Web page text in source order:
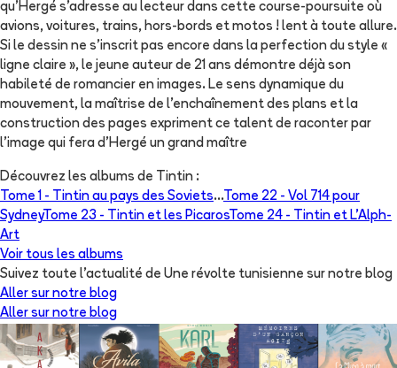
qu'Hergé s'adresse au lecteur dans cette course-poursuite où
avions, voitures, trains, hors-bords et motos ! lent à toute allure.
Si le dessin ne s'inscrit pas encore dans la perfection du style «
ligne claire », le jeune auteur de 21 ans démontre déjà son
habileté de romancier en images. Le sens dynamique du
mouvement, la maîtrise de l'enchaînement des plans et la
construction des pages expriment ce talent de raconter par
l'image qui fera d'Hergé un grand maître
Découvrez les albums de Tintin :
Tome 1 -
Tintin au pays des Soviets...Tome 22 - Vol 714 pour
SydneyTome 23 - Tintin et les PicarosTome 24 -
Tintin et L'Alph-
Art
Voir tous les albums
Suivez toute l'actualité de Une révolte tunisienne sur notre blog
Aller sur notre blog
Aller sur notre blog